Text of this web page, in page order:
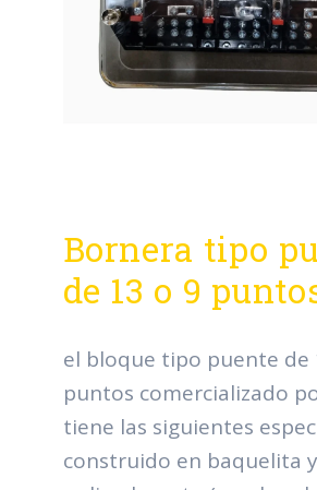
Bornera tipo
de 13 o 9
el bloque tipo puente de
puntos comercializado
tiene las siguientes
construido en baquelita y